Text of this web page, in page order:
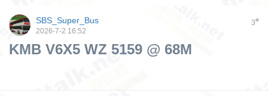
3#
SBS_Super_Bus
2026-7-2 16:52
KMB V6X5 WZ 5159 @ 68M